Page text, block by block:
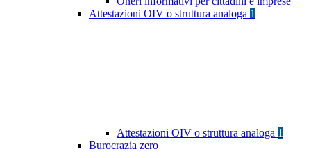
Attestazioni OIV o struttura analoga 1
Attestazioni OIV o struttura analoga 1
Burocrazia zero